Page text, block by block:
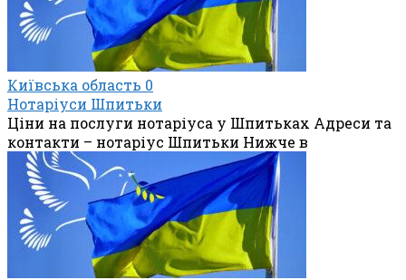
Київська область 0
Нотаріуси Шпитьки
Ціни на послуги нотаріуса у Шпитьках Адреси та
контакти – нотаріус Шпитьки Нижче в